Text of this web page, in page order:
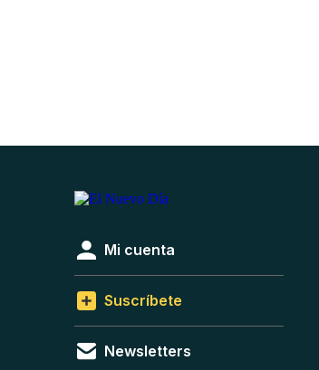
Mi cuenta
Suscríbete
Newsletters